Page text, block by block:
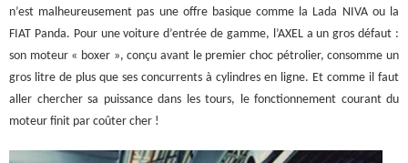
n’est malheureusement pas une offre basique comme la Lada NIVA ou la
FIAT Panda. Pour une voiture d’entrée de gamme, l’AXEL a un gros défaut :
son moteur « boxer », conçu avant le premier choc pétrolier, consomme un
gros litre de plus que ses concurrents à cylindres en ligne. Et comme il faut
aller chercher sa puissance dans les tours, le fonctionnement courant du
moteur finit par coûter cher !